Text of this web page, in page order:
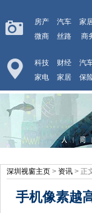
房产 汽车 家
微商
丝路 商
科技 财经 汽
家电
家居 保
深圳视窗主页 > 资讯 > 正
手机像素越